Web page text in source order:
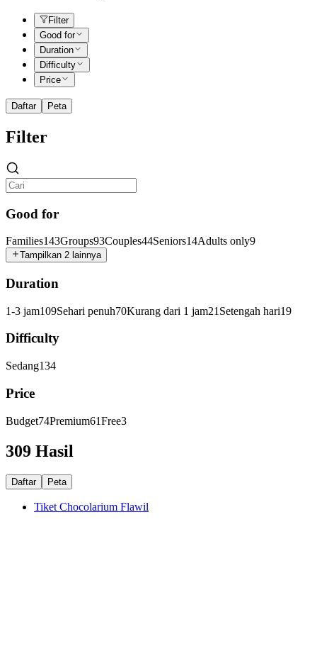
Filter
Good for
Duration
Difficulty
Price
Daftar Peta
Filter
Good for
Families143Groups93Couples44Seniors14Adults only9
Tampilkan 2 lainnya
Duration
1-3 jam109Sehari penuh70Kurang dari 1 jam21 Setengah hari19
Difficulty
Sedang134
Price
Budget74Premium61Free3
309 Hasil
Daftar Peta
Tiket Chocolarium Flawil